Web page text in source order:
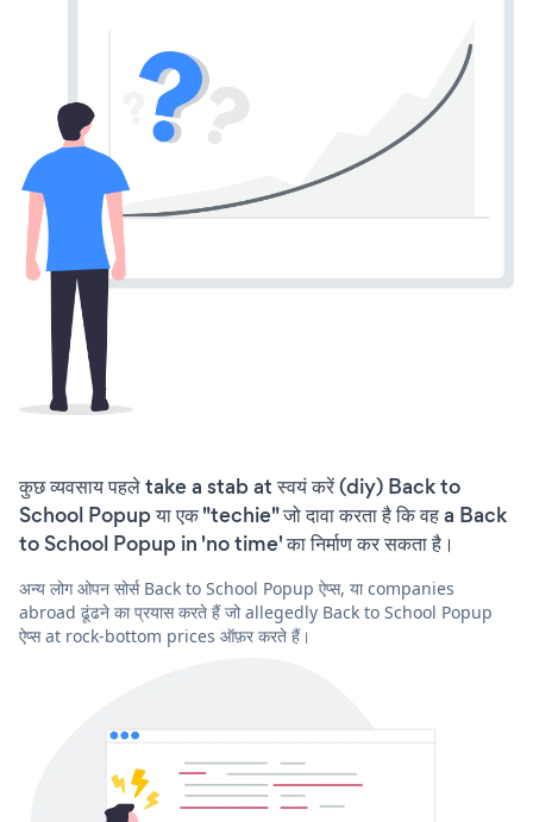
कुछ व्यवसाय पहले take a stab at स्वयं करें (diy) Back to
School Popup या एक "techie" जो दावा करता है कि वह a Back
to School Popup in 'no time' का निर्माण कर सकता है।
अन्य लोग ओपन सोर्स Back to School Popup ऐप्स, या companies
abroad ढूंढने का प्रयास करते हैं जो allegedly Back to School Popup
ऐप्स at rock-bottom prices ऑफ़र करते हैं।